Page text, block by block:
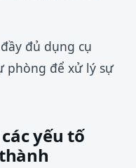
đủ dụng cụ
phòng để xử lý sự
yếu tố